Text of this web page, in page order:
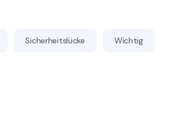
Sicherheitslücke Wichtig